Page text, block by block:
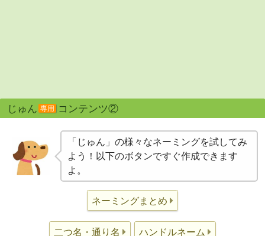
じゅん 専用 コンテンツ②
「じゅん」の様々なネーミングを試してみ
よう！以下のボタンですぐ作成できます
よ。
ネーミングまとめ
二つ名・通り名 ハンドルネーム